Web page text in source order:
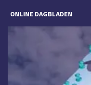
ONLINE DAGBLADEN